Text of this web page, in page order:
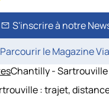
S'inscrire à notre
Parcourir le Magazine
Chantilly - Sartrouville
: trajet,